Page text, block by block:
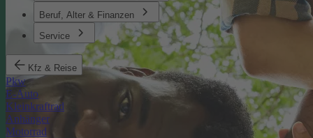
Beruf, Alter & Finanzen
Service
Kfz & Reise
Pkw
E-Auto
Kleinkraftrad
Anhänger
Motorrad